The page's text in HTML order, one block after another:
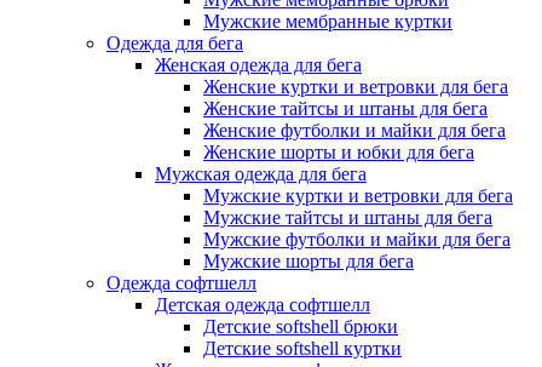
Мужские мембранные куртки
Одежда для бега
Женская одежда для бега
Женские куртки и ветровки для бега
Женские тайтсы и штаны для бега
Женские футболки и майки для бега
Женские шорты и юбки для бега
Мужская одежда для бега
Мужские куртки и ветровки для бега
Мужские тайтсы и штаны для бега
Мужские футболки и майки для бега
Мужские шорты для бега
Одежда софтшелл
Детская одежда софтшелл
Детские softshell брюки
Детские softshell куртки